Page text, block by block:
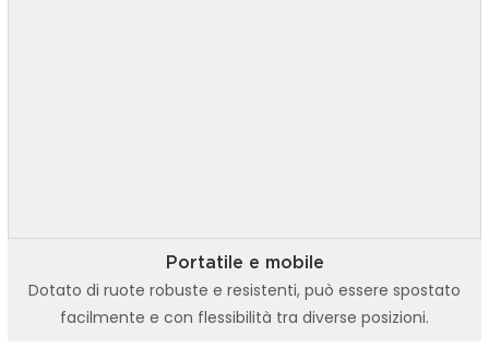
Portatile e mobile
Dotato di ruote robuste e resistenti, può essere spostato
facilmente e con flessibilità tra diverse posizioni.